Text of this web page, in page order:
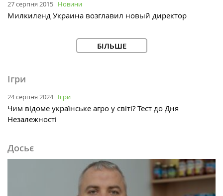
27 серпня 2015 Новини
Милкиленд Украина возглавил новый директор
БІЛЬШЕ
Ігри
24 серпня 2024 Ігри
Чим відоме українське агро у світі? Тест до Дня
Незалежності
Досьє